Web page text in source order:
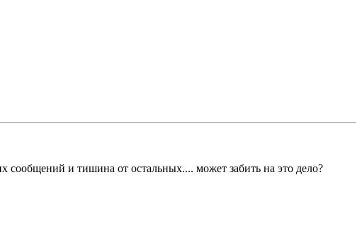
и тишина от остальных.... может забить на это дело?